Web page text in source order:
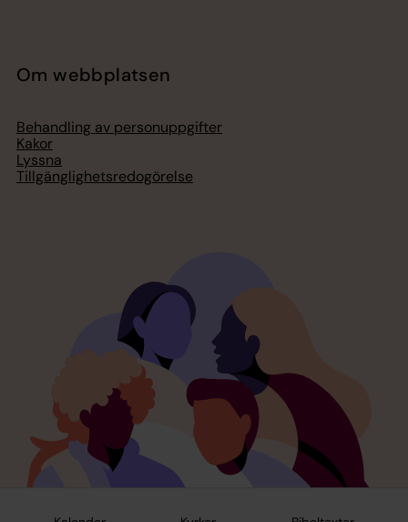
Om webbplatsen
Behandling av personuppgifter
Kakor
Lyssna
Tillgänglighetsredogörelse